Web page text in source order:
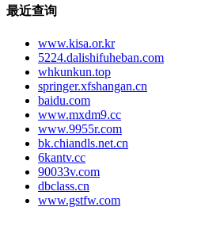
最近查询
www.kisa.or.kr
5224.dalishifuheban.com
whkunkun.top
springer.xfshangan.cn
baidu.com
www.mxdm9.cc
www.9955r.com
bk.chiandls.net.cn
6kantv.cc
90033v.com
dbclass.cn
www.gstfw.com